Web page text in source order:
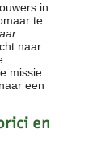
in
te
naar
missie
een
en